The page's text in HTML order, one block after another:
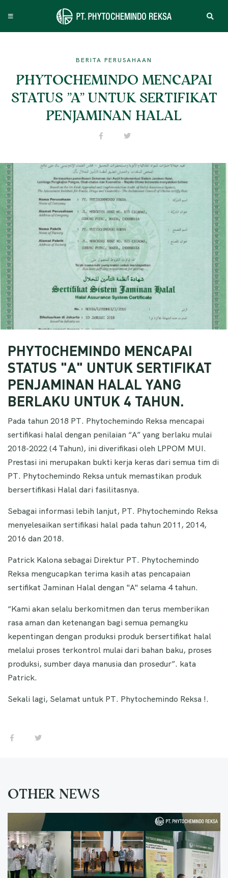
BERITA PERUSAHAAN
PHYTOCHEMINDO MENCAPAI
STATUS "A" UNTUK SERTIFIKAT
PENJAMINAN HALAL
PHYTOCHEMINDO MENCAPAI
STATUS "A" UNTUK SERTIFIKAT
PENJAMINAN HALAL YANG
BERLAKU UNTUK 4 TAHUN.
Pada tahun 2018 PT. Phytochemindo Reksa mencapai
sertifikasi halal dengan penilaian “A” yang berlaku mulai
2018-2022 (4 Tahun), ini diverifikasi oleh LPPOM MUI.
Prestasi ini merupakan bukti kerja keras dari semua tim di
PT. Phytochemindo Reksa untuk memastikan produk
bersertifikasi Halal dari fasilitasnya.
Sebagai informasi lebih lanjut, PT. Phytochemindo Reksa
menyelesaikan sertifikasi halal pada tahun 2011, 2014,
2016 dan 2018.
Patrick Kalona sebagai Direktur PT. Phytochemindo
Reksa mengucapkan terima kasih atas pencapaian
sertifikat Jaminan Halal dengan "A" selama 4 tahun.
“Kami akan selalu berkomitmen dan terus memberikan
rasa aman dan ketenangan bagi semua pemangku
kepentingan dengan produksi produk bersertifikat halal
melalui proses terkontrol mulai dari bahan baku, proses
produksi, sumber daya manusia dan prosedur”. kata
Patrick.
Sekali lagi, Selamat untuk PT. Phytochemindo Reksa !.
OTHER NEWS